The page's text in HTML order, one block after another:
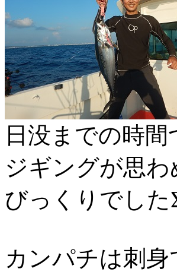
日没までの時
ジギングが思
びっくりでした
カンパチは刺